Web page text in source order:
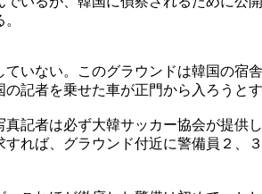
いない。このグラウンドは韓国の
記者を乗せた車が正門から入ろうと
記者は必ず大韓サッカー協会が提
れば、グラウンド付近に警備員２